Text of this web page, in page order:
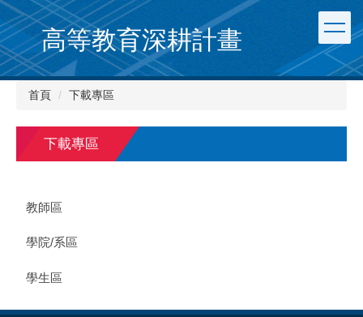
跳
到
主
要
內
高等教育深耕計畫
首頁 下載專區
下載專區
教師區
學院/系區
學生區